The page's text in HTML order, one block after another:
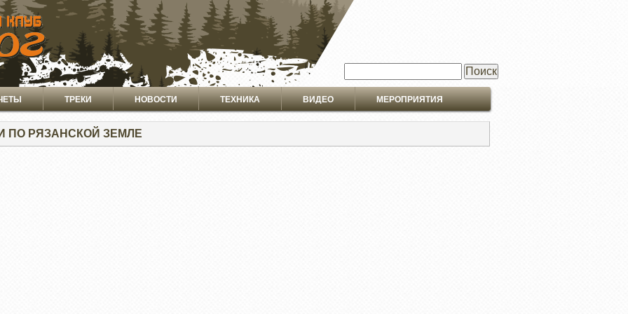
ТРЕКИ НОВОСТИ ТЕХНИКА ВИДЕО МЕРОПРИЯТИЯ
ПО РЯЗАНСКОЙ ЗЕМЛЕ